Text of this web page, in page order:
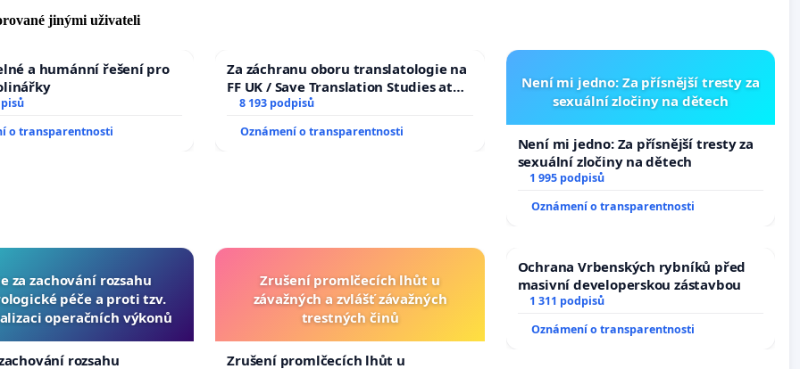
jinými uživateli
a humánní řešení pro
o transparentnosti
Za záchranu oboru translatologie na
FF UK / Save Translation Studies at
the Faculty of Arts, Charles
8 193 podpisů
Oznámení o transparentnosti
Není mi jedno: Za přísnější tresty za
sexuální zločiny na dětech
Není mi jedno: Za přísnější tresty za
sexuální zločiny na dětech
1 995 podpisů
Oznámení o transparentnosti
za zachování rozsahu
péče a proti tzv.
operačních výkonů
rozsahu
Zrušení promlčecích lhůt u
závažných a zvlášť závažných
trestných činů
Zrušení promlčecích lhůt u
Ochrana Vrbenských rybníků před
masivní developerskou zástavbou
1 311 podpisů
Oznámení o transparentnosti